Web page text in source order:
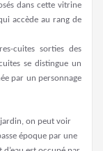
dans cette vitrine
accède au rang de
cuites sorties des
se distingue un
par un personnage
jardin, on peut voir
époque par une